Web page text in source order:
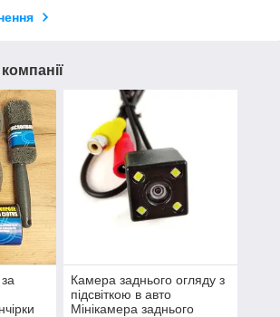
Камера заднього огляду з
підсвіткою в авто
Мінікамера заднього